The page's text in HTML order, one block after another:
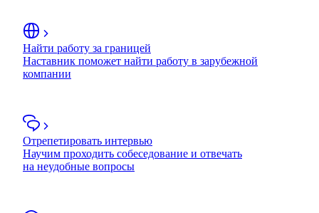
Найти работу за границей
Наставник поможет найти работу в зарубежной
компании
Отрепетировать интервью
Научим проходить собеседование и отвечать
на неудобные вопросы